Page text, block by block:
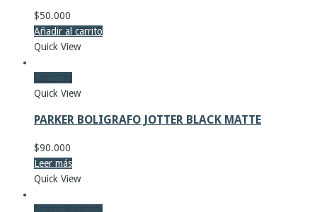
$50.000
Añadir al carrito
Quick View
Quick View
PARKER BOLIGRAFO JOTTER BLACK MATTE
$90.000
Leer más
Quick View